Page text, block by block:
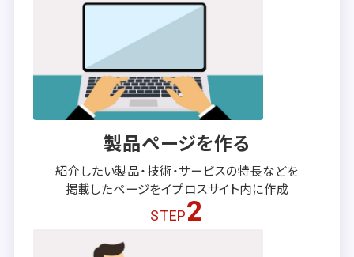
製品ページを作る
紹介したい製品・技術・サービスの特長などを
掲載したページをイプロスサイト内に作成
STEP2